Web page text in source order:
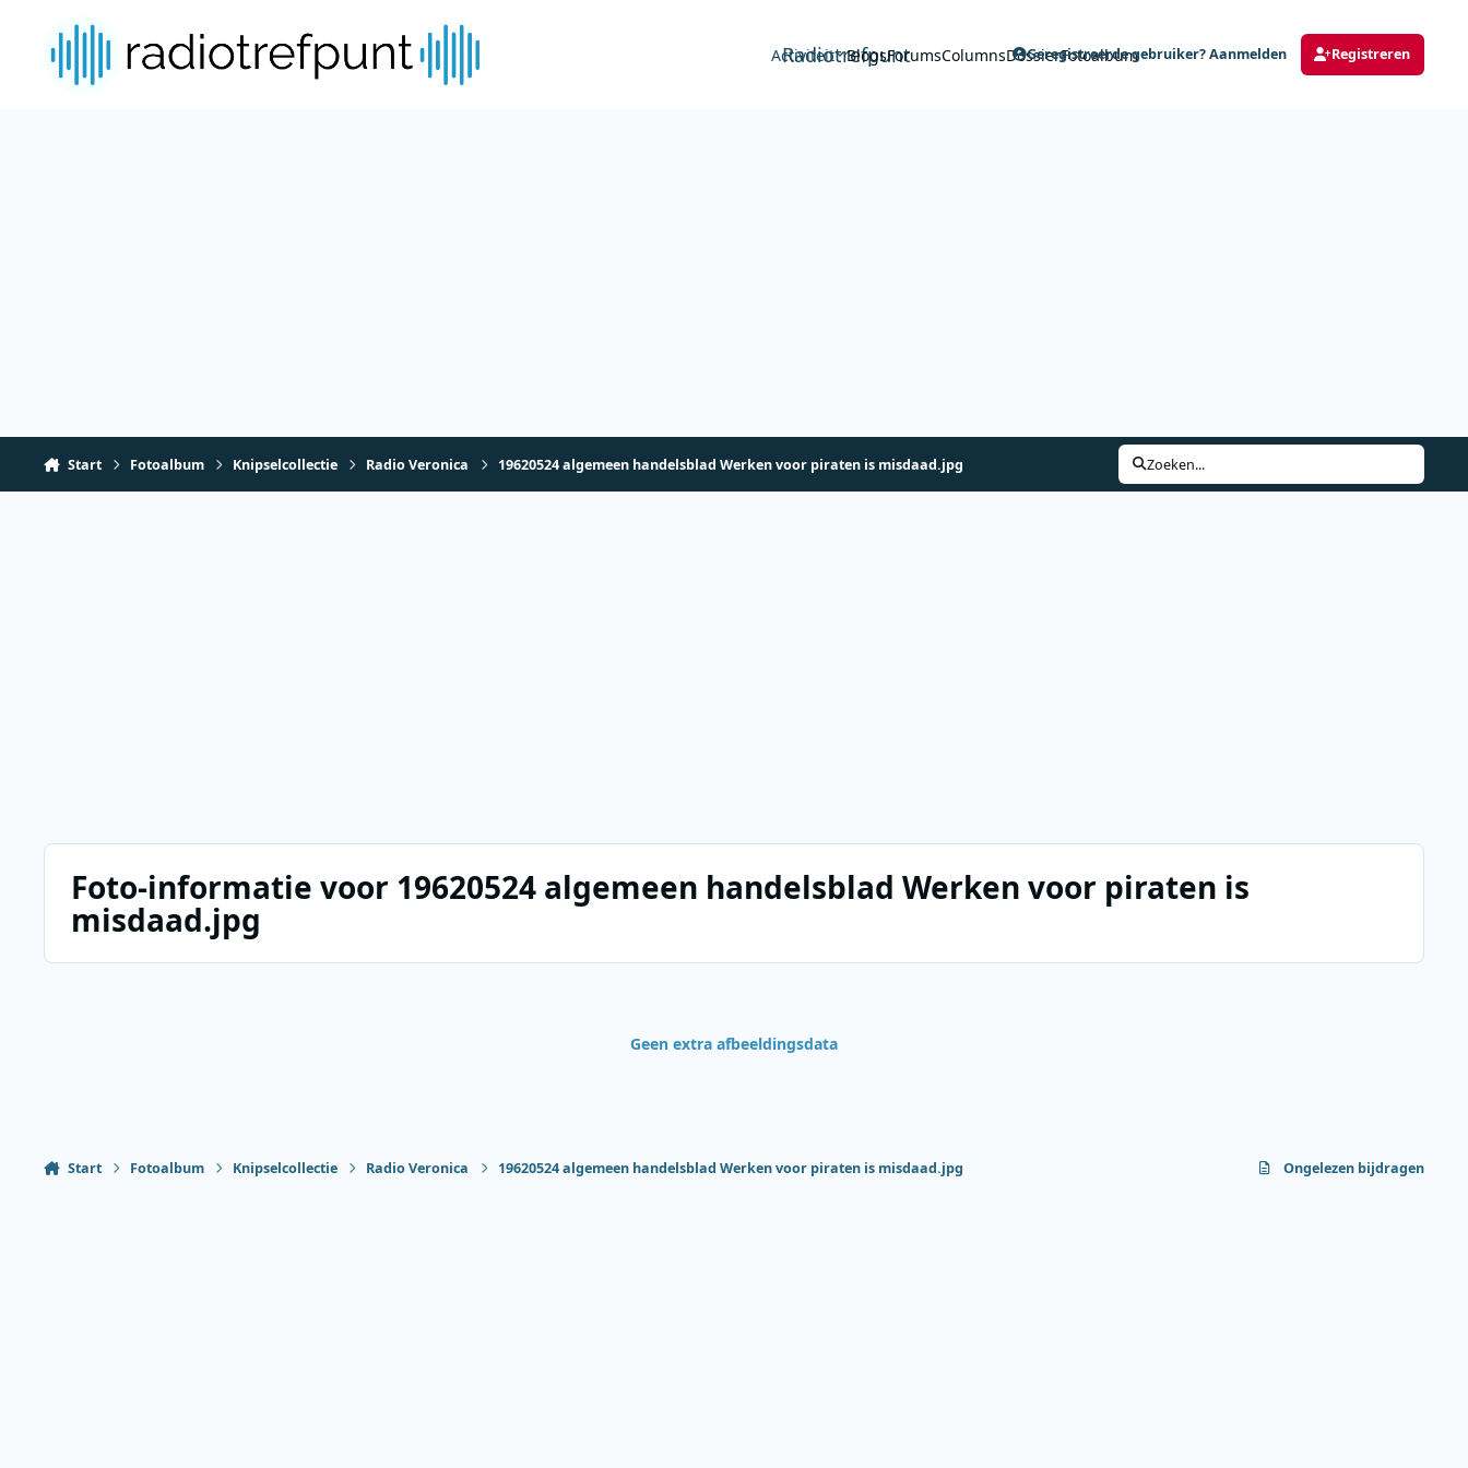
Radiotrefpunt
Activiteit BlogsForumsColumnsDossierFotoalbum
Geregistreerde gebruiker? Aanmelden Registreren
Start Fotoalbum Knipselcollectie Radio Veronica 19620524 algemeen handelsblad Werken voor piraten is misdaad.jpg Zoeken...
Foto-informatie voor 19620524 algemeen handelsblad Werken voor piraten is
misdaad.jpg
Geen extra afbeeldingsdata
Start Fotoalbum Knipselcollectie Radio Veronica 19620524 algemeen handelsblad Werken voor piraten is misdaad.jpg Ongelezen bijdragen